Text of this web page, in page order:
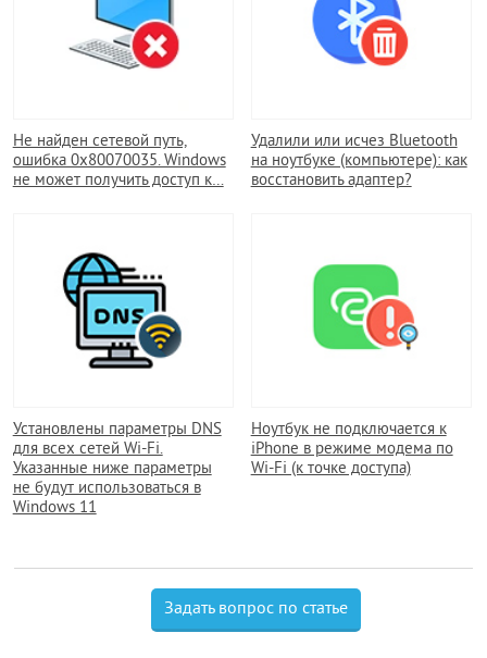
Не найден сетевой путь,
ошибка 0x80070035. Windows
не может получить доступ к…
Удалили или исчез Bluetooth
на ноутбуке (компьютере): как
восстановить адаптер?
Установлены параметры DNS
для всех сетей Wi-Fi.
Указанные ниже параметры
не будут использоваться в
Windows 11
Ноутбук не подключается к
iPhone в режиме модема по
Wi-Fi (к точке доступа)
Задать вопрос по статье